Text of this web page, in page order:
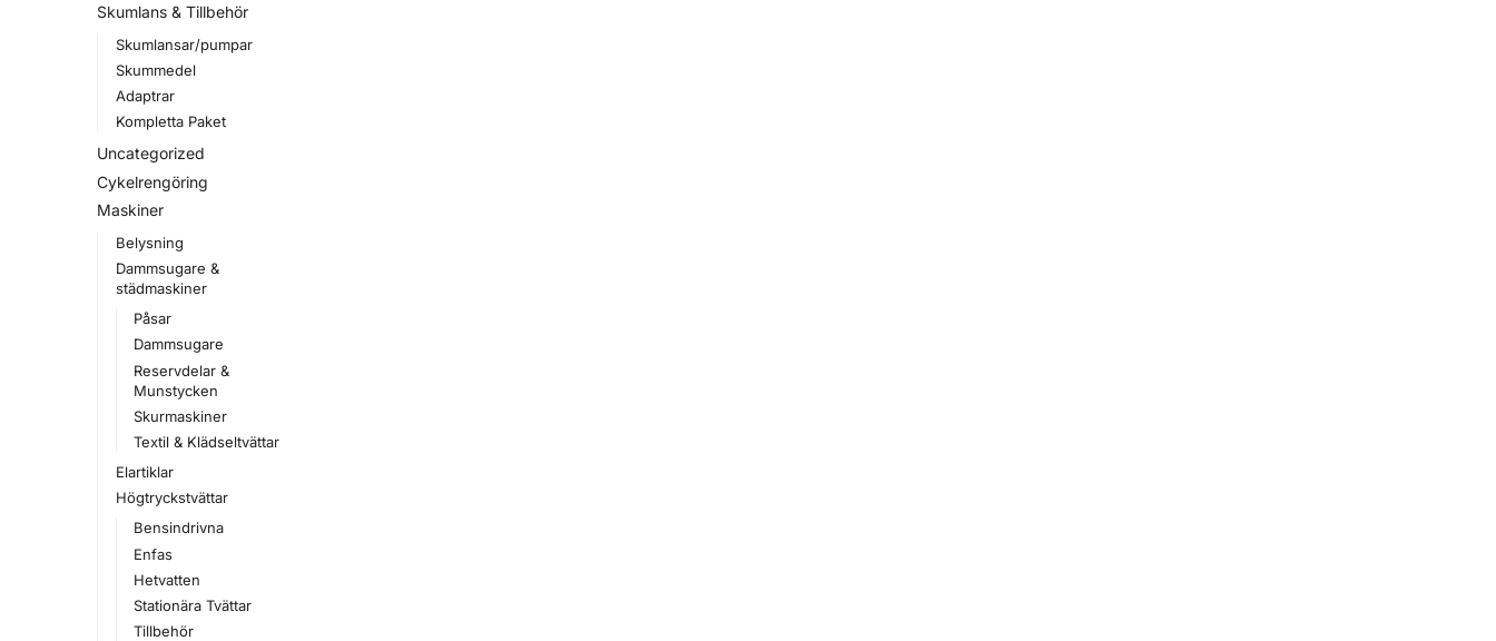
Skumlans & Tillbehör
Skumlansar/pumpar
Skummedel
Adaptrar
Kompletta Paket
Uncategorized
Cykelrengöring
Maskiner
Belysning
Dammsugare &
städmaskiner
Påsar
Dammsugare
Reservdelar &
Munstycken
Skurmaskiner
Textil & Klädseltvättar
Elartiklar
Högtryckstvättar
Bensindrivna
Enfas
Hetvatten
Stationära Tvättar
Tillbehör